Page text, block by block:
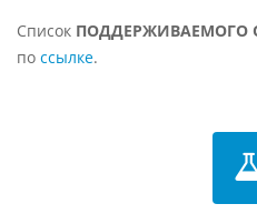
Список ПОДДЕРЖИВАЕМОГО
по ссылке.